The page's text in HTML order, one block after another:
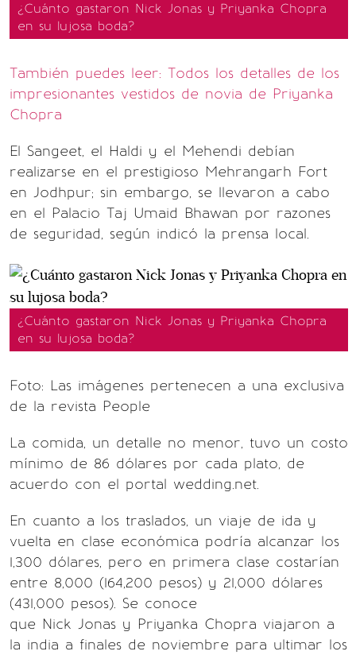
¿Cuánto gastaron Nick Jonas y Priyanka Chopra
en su lujosa boda?
También puedes leer: Todos los detalles de los
impresionantes vestidos de novia de Priyanka
Chopra
El Sangeet, el Haldi y el Mehendi debían
realizarse en el prestigioso Mehrangarh Fort
en Jodhpur; sin embargo, se llevaron a cabo
en el Palacio Taj Umaid Bhawan por razones
de seguridad, según indicó la prensa local.
¿Cuánto gastaron Nick Jonas y Priyanka Chopra
en su lujosa boda?
Foto: Las imágenes pertenecen a una exclusiva
de la revista People
La comida, un detalle no menor, tuvo un costo
mínimo de 86 dólares por cada plato, de
acuerdo con el portal wedding.net.
En cuanto a los traslados, un viaje de ida y
vuelta en clase económica podría alcanzar los
1,300 dólares, pero en primera clase costarían
entre 8,000 (164,200 pesos) y 21,000 dólares
(431,000 pesos). Se conoce
que Nick Jonas y Priyanka Chopra viajaron a
la india a finales de noviembre para ultimar los